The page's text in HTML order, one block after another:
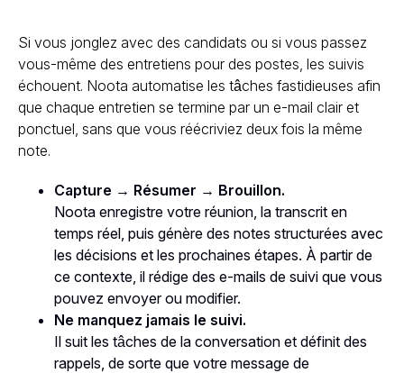
Si vous jonglez avec des candidats ou si vous passez
vous-même des entretiens pour des postes, les suivis
échouent. Noota automatise les tâches fastidieuses afin
que chaque entretien se termine par un e-mail clair et
ponctuel, sans que vous réécriviez deux fois la même
note.
Capture → Résumer → Brouillon.
Noota enregistre votre réunion, la transcrit en
temps réel, puis génère des notes structurées avec
les décisions et les prochaines étapes. À partir de
ce contexte, il rédige des e-mails de suivi que vous
pouvez envoyer ou modifier.
Ne manquez jamais le suivi.
Il suit les tâches de la conversation et définit des
rappels, de sorte que votre message de